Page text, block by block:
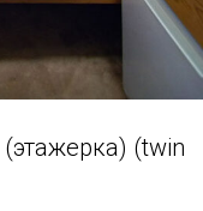
(twin